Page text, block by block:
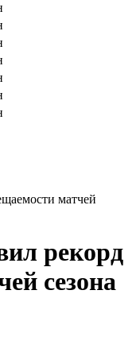
матчей
рекорд
сезона